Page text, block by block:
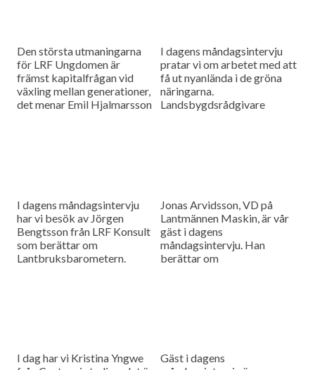
Den största utmaningarna
för LRF Ungdomen är
främst kapitalfrågan vid
växling mellan generationer,
det menar Emil Hjalmarsson
I dagens måndagsintervju
pratar vi om arbetet med att
få ut nyanlända i de gröna
näringarna.
Landsbygdsrådgivare
I dagens måndagsintervju
har vi besök av Jörgen
Bengtsson från LRF Konsult
som berättar om
Lantbruksbarometern.
Jonas Arvidsson, VD på
Lantmännen Maskin, är vår
gäst i dagens
måndagsintervju. Han
berättar om
I dag har vi Kristina Yngwe
Gäst i dagens